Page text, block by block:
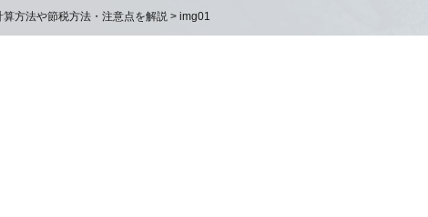
方法や節税方法・注意点を解説 > img01